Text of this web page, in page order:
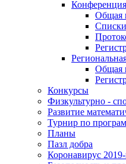
Общая
Списки
Общая
Конкурсы
Физкультурно -
Развитие
Турнир по
Планы
Пазл добра
Коронавирус